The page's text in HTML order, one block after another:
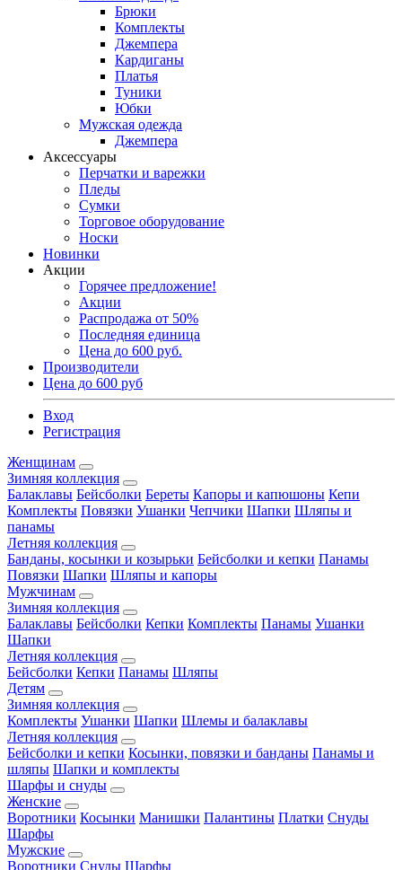
Брюки
Комплекты
Джемпера
Кардиганы
Платья
Туники
Юбки
Мужская одежда
Джемпера
Аксессуары
Перчатки и варежки
Пледы
Сумки
Торговое оборудование
Носки
Новинки
Акции
Горячее предложение!
Акции
Распродажа от 50%
Последняя единица
Цена до 600 руб.
Производители
Цена до 600 руб
Вход
Регистрация
Женщинам
Зимняя коллекция
Балаклавы Бейсболки Береты Капоры и капюшоны Кепи
Комплекты Повязки Ушанки Чепчики Шапки Шляпы и
панамы
Летняя коллекция
Банданы, косынки и козырьки Бейсболки и кепки Панамы
Повязки Шапки Шляпы и капоры
Мужчинам
Зимняя коллекция
Балаклавы Бейсболки Кепки Комплекты Панамы Ушанки
Шапки
Летняя коллекция
Бейсболки Кепки Панамы Шляпы
Детям
Зимняя коллекция
Комплекты Ушанки Шапки Шлемы и балаклавы
Летняя коллекция
Бейсболки и кепки Косынки, повязки и банданы Панамы и
шляпы Шапки и комплекты
Шарфы и снуды
Женские
Воротники Косынки Манишки Палантины Платки Снуды
Шарфы
Мужские
Воротники Снуды Шарфы